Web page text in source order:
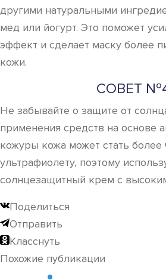
другими натуральными
мед или йогурт. Это поможет
эффект и сделает маску более
кожи.
СОВЕТ
Не забывайте о защите от
применения средств на основе
кожуры кожа может стать более
ультрафиолету, поэтому
солнцезащитный крем с
Поделиться
Отправить
Класснуть
Похожие публикации